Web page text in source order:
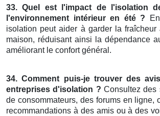
33. Quel est l'impact de l'isolation
l'environnement intérieur en été ?
isolation peut aider à garder la
maison, réduisant ainsi la dépendance
améliorant le confort général.
34. Comment puis-je trouver des
entreprises d'isolation ? Consultez des
de consommateurs, des forums en ligne,
recommandations à des amis ou à des